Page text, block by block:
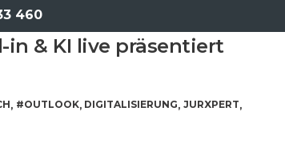
460
in & KI live präsentiert
, #OUTLOOK, DIGITALISIERUNG, JURXPERT,